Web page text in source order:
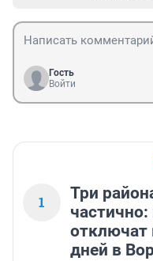
Гость
Войти
1
Три
частично:
отключат
дней в